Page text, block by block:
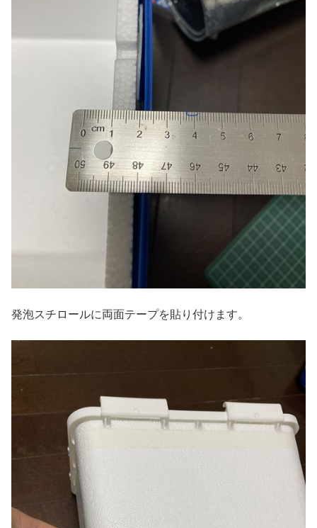
発泡スチロールに両面テープを貼り付けます。